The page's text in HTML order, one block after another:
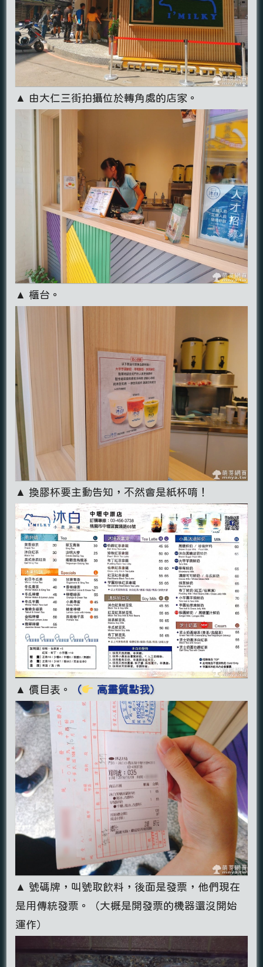
▲ 由大仁三街拍攝位於轉角處的店家。
▲ 櫃台。
▲ 換膠杯要主動告知，不然會是紙杯唷！
▲ 價目表。 （ 高畫質點我）
▲ 號碼牌，叫號取飲料，後面是發票，他們現在
是用傳統發票。（大概是開發票的機器還沒開始
運作）